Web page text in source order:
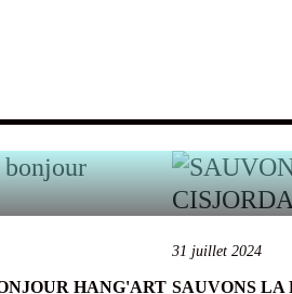
HANG'ART
31 juillet 2024
SAUVONS LA